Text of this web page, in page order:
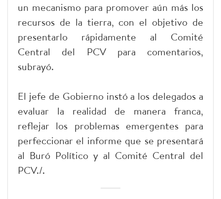
un mecanismo para promover aún más los
recursos de la tierra, con el objetivo de
presentarlo rápidamente al Comité
Central del PCV para comentarios,
subrayó.
El jefe de Gobierno instó a los delegados a
evaluar la realidad de manera franca,
reflejar los problemas emergentes para
perfeccionar el informe que se presentará
al Buró Político y al Comité Central del
PCV./.